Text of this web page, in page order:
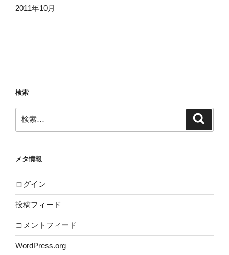
2011年10月
検索
索:
メタ情報
ログイン
投稿フィード
コメントフィード
WordPress.org